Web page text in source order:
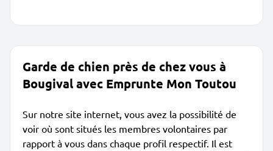
Garde de chien près de chez vous à
Bougival avec Emprunte Mon Toutou
Sur notre site internet, vous avez la possibilité de
voir où sont situés les membres volontaires par
rapport à vous dans chaque profil respectif. Il est